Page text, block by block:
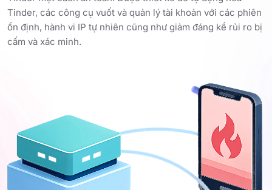
Tinder, các công cụ vuốt và quản lý tài khoản với các phiên
ổn định, hành vi IP tự nhiên cũng như giảm đáng kể rủi ro bị
cấm và xác minh.